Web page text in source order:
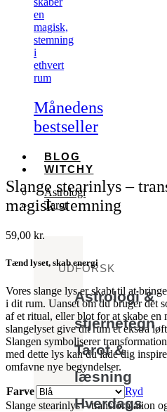
en
magisk,
stemning
i
ethvert
rum
Månedens
bestseller
BLOG
WITCHY
Astrologi
Tarot
UDFORSK
Astrologi &
stjernetegn
Tarot &
læsning
Hverdags
Slange stearinlys –
magisk stemning
59,00 kr.
Tænd lyset, skab energi
Vores slange lys er skabt til at
i dit rum. Uanset om du bruger det
af et ritual, eller blot for at skabe
slangelyset give dit rum et ekstra
Slangen symboliserer
med dette lys kan du lade dig
omfavne nye begyndelser.
Farve
Ryd
Slange stearinlys – transformation